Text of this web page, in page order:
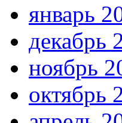
январь
декабрь
ноябрь
октябрь